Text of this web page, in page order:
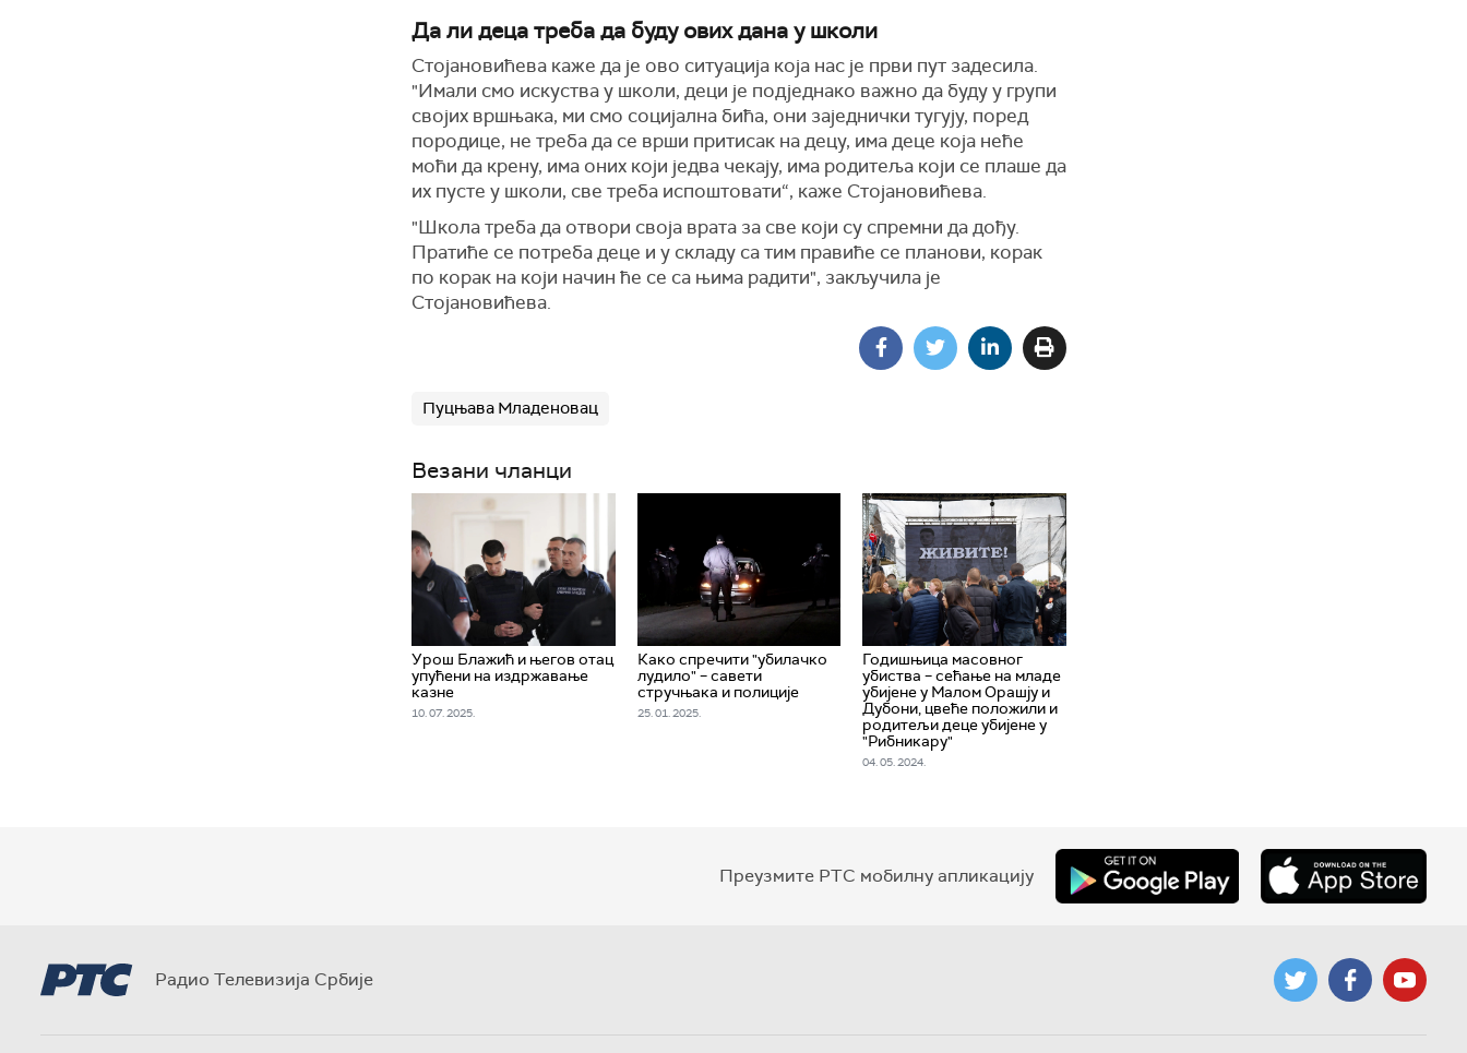
Да ли деца треба да буду ових дана у школи
Стојановићева каже да је ово ситуација која нас је први пут задесила.
"Имали смо искуства у школи, деци је подједнако важно да буду у групи
својих вршњака, ми смо социјална бића, они заједнички тугују, поред
породице, не треба да се врши притисак на децу, има деце која неће
моћи да крену, има оних који једва чекају, има родитеља који се плаше да
их пусте у школи, све треба испоштовати“, каже Стојановићева.
"Школа треба да отвори своја врата за све који су спремни да дођу.
Пратиће се потреба деце и у складу са тим правиће се планови, корак
по корак на који начин ће се са њима радити", закључила је
Стојановићева.
Пуцњава Младеновац
Везани чланци
Урош Блажић и његов отац
упућени на издржавање
казне
10. 07. 2025.
Како спречити "убилачко
лудило" – савети
стручњака и полиције
25. 01. 2025.
Годишњица масовног
убиства – сећање на младе
убијене у Малом Орашју и
Дубони, цвеће положили и
родитељи деце убијене у
"Рибникару"
04. 05. 2024.
Преузмите РТС мобилну апликацију
Радио Телевизија Србије